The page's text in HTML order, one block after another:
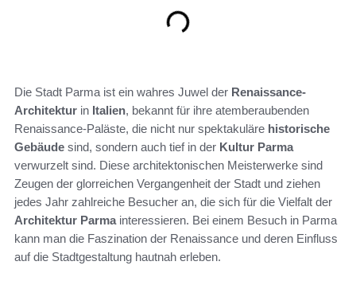
Die Stadt Parma ist ein wahres Juwel der Renaissance-
Architektur in Italien, bekannt für ihre atemberaubenden
Renaissance-Paläste, die nicht nur spektakuläre historische
Gebäude sind, sondern auch tief in der Kultur Parma
verwurzelt sind. Diese architektonischen Meisterwerke sind
Zeugen der glorreichen Vergangenheit der Stadt und ziehen
jedes Jahr zahlreiche Besucher an, die sich für die Vielfalt der
Architektur Parmainteressieren. Bei einem Besuch in Parma
kann man die Faszination der Renaissance und deren Einfluss
auf die Stadtgestaltung hautnah erleben.